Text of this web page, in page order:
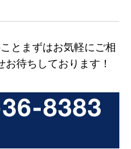
とまずはお気軽にご相
待ちしております！